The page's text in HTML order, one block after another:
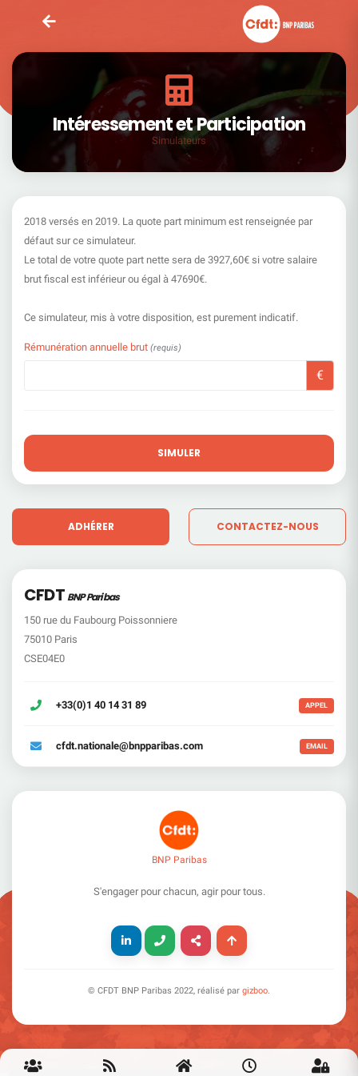
Intéressement et Participation
Simulateurs
2018 versés en 2019. La quote part minimum est renseignée par
défaut sur ce simulateur.
Le total de votre quote part nette sera de 3927,60€ si votre salaire
brut fiscal est inférieur ou égal à 47690€.
Ce simulateur, mis à votre disposition, est purement indicatif.
Rémunération annuelle brut (requis)
€
SIMULER
ADHÉRER CONTACTEZ-NOUS
CFDTBNP Paribas
150 rue du Faubourg Poissonniere
75010 Paris
CSE04E0
+33(0)1 40 14 31 89 APPEL
cfdt.nationale@bnpparibas.com EMAIL
BNP Paribas
S'engager pour chacun, agir pour tous.
© CFDT BNP Paribas 2022, réalisé par gizboo.